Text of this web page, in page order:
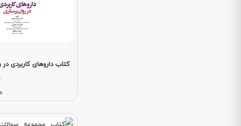
کتاب داروهای کاربردی در